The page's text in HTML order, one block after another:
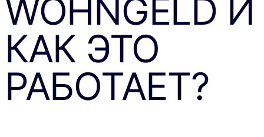
WOHNGELD И
КАК ЭТО
РАБОТАЕТ?